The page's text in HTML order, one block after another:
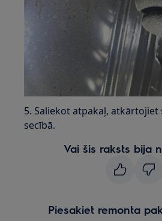
5. Saliekot atpakaļ, atkārtojiet
secībā.
Vai šis raksts bija
Piesakiet remonta